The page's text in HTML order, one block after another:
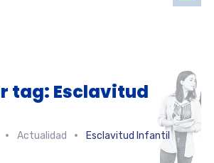
tag: Esclavitud
Actualidad Esclavitud Infantil